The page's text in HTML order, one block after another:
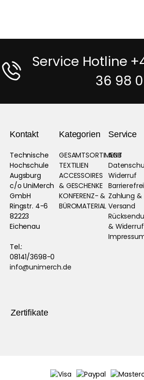
Service Hotline
36 98 0
Kontakt
Technische
Hochschule
Augsburg
c/o UniMerch
GmbH
Ringstr. 4-6
82223
Eichenau
Tel.:
08141/3698-0
info@unimerch.de
Kategorien
GESAMTSORTIMENT
TEXTILIEN
ACCESSOIRES
& GESCHENKE
KONFERENZ- &
BÜROMATERIAL
Service
AGB
Widerruf
Zahlung &
Versand
& Widerruf
Zertifikate